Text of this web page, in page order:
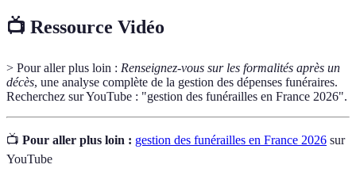
📺 Ressource Vidéo
> Pour aller plus loin : Renseignez-vous sur les formalités après un
décès, une analyse complète de la gestion des dépenses funéraires.
Recherchez sur YouTube : "gestion des funérailles en France 2026".
📺 Pour aller plus loin : gestion des funérailles en France 2026 sur
YouTube